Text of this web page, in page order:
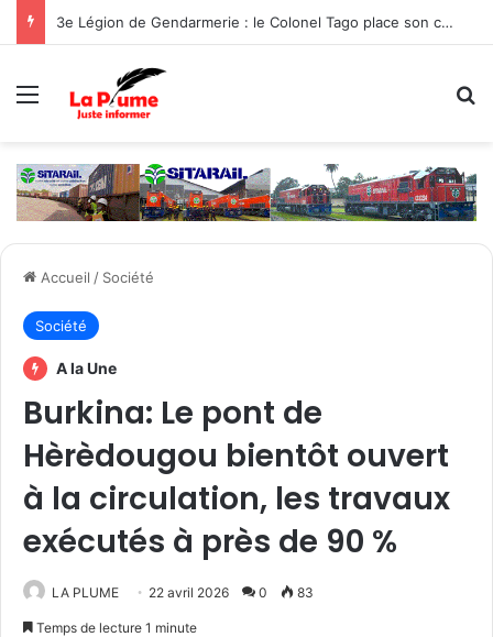
3e Légion de Gendarmerie : le Colonel Tago place son commandement sous le signe de la protection des populations
Menu
Accueil / Société
Société
A la Une
Burkina: Le pont de
Hèrèdougou bientôt ouvert
à la circulation, les travaux
exécutés à près de 90 %
LA PLUME 22 avril 2026 0 83
Temps de lecture 1 minute